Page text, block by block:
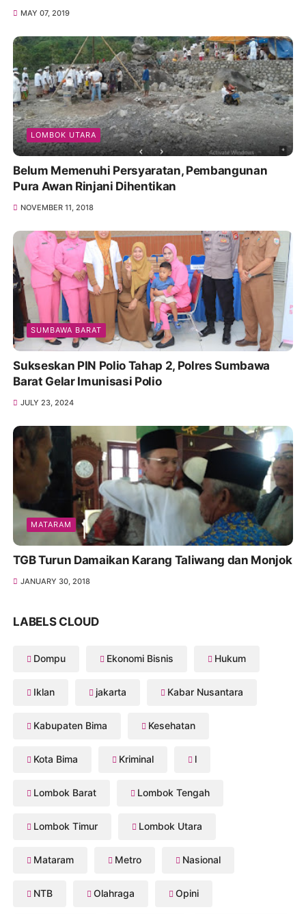
MAY 07, 2019
LOMBOK UTARA
Belum Memenuhi Persyaratan, Pembangunan
Pura Awan Rinjani Dihentikan
NOVEMBER 11, 2018
SUMBAWA BARAT
Sukseskan PIN Polio Tahap 2, Polres Sumbawa
Barat Gelar Imunisasi Polio
JULY 23, 2024
MATARAM
TGB Turun Damaikan Karang Taliwang dan Monjok
JANUARY 30, 2018
LABELS CLOUD
Dompu Ekonomi Bisnis Hukum
Iklan jakarta Kabar Nusantara
Kabupaten Bima Kesehatan
Kota Bima Kriminal l
Lombok Barat Lombok Tengah
Lombok Timur Lombok Utara
Mataram Metro Nasional
NTB Olahraga Opini